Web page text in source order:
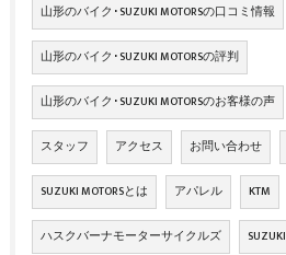
山形のバイク･SUZUKI MOTORSの口コミ情報
山形のバイク･SUZUKI MOTORSの評判
山形のバイク･SUZUKI MOTORSのお客様の声
スタッフ アクセス お問い合わせ
SUZUKI MOTORSとは アパレル KTM
ハスクバーナモーターサイクルズ SUZUKI